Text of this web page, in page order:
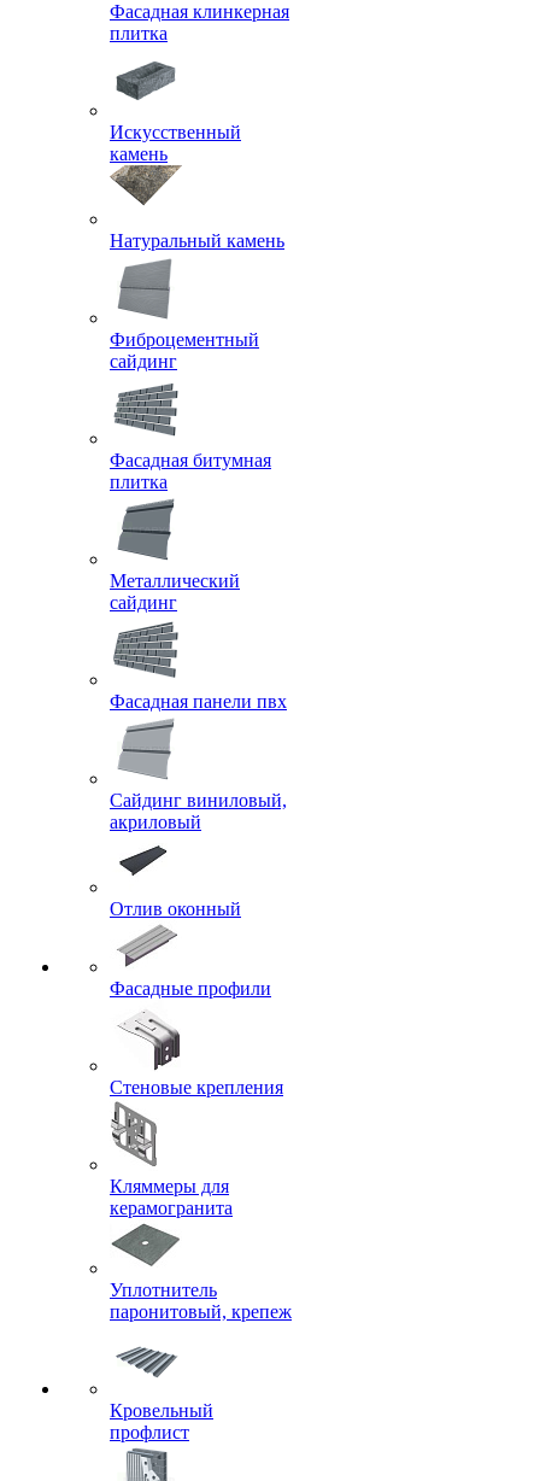
Фасадная клинкерная
плитка
Искусственный
камень
Натуральный камень
Фиброцементный
сайдинг
Фасадная битумная
плитка
Металлический
сайдинг
Фасадная панели пвх
Сайдинг виниловый,
акриловый
Отлив оконный
Фасадные профили
Стеновые крепления
Кляммеры для
керамогранита
Уплотнитель
паронитовый, крепеж
Кровельный
профлист